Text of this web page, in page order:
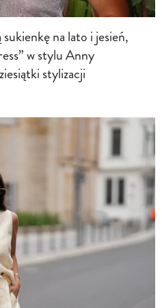
na lato i jesień,
w stylu Anny
stylizacji